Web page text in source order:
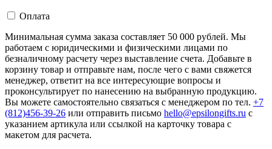
Оплата
Минимальная сумма заказа составляет 50 000 рублей. Мы
работаем с юридическими и физическими лицами по
безналичному расчету через выставление счета. Добавьте в
корзину товар и отправьте нам, после чего с вами свяжется
менеджер, ответит на все интересующие вопросы и
проконсультирует по нанесению на выбранную продукцию.
Вы можете самостоятельно связаться с менеджером по тел. +7
(812)456-39-26 или отправить письмо hello@epsilongifts.ru с
указанием артикула или ссылкой на карточку товара с
макетом для расчета.